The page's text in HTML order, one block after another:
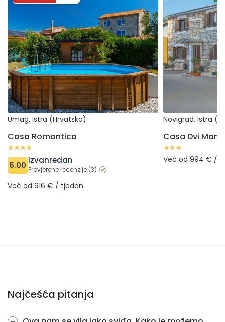
Umag, Istra (Hrvatska)
Casa Romantica
5.00 Izvanredan
Provjerene recenzije (3)
Već od 916 € / tjedan
Novigrad, Istra
Casa Dvi
Već od 994 € /
Najčešća pitanja